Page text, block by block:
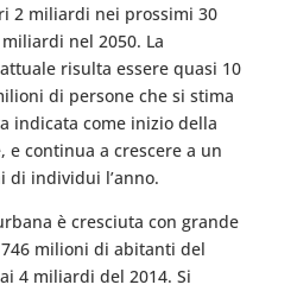
2 miliardi nei prossimi 30
nel 2050. La
risulta essere quasi 10
di persone che si stima
indicata come inizio della
e continua a crescere a un
di individui l’anno.
è cresciuta con grande
milioni di abitanti del
4 miliardi del 2014. Si